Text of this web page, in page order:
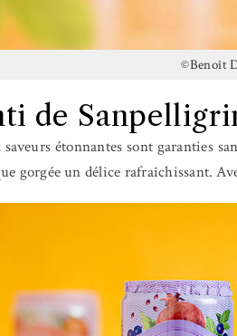
©Benoît
de
saveurs étonnantes sont garanties
gorgée un délice rafraîchissant.